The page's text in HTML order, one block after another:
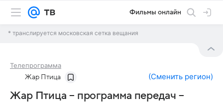
Фильмы онлайн
* транслируется московская сетка вещания
Телепрограмма
Жар Птица (Сменить регион)
Жар Птица – программа передач –